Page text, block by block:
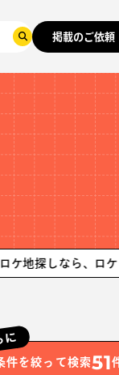
掲載のご依頼
ら、ロケグー！ 南
に
件を絞って検索51